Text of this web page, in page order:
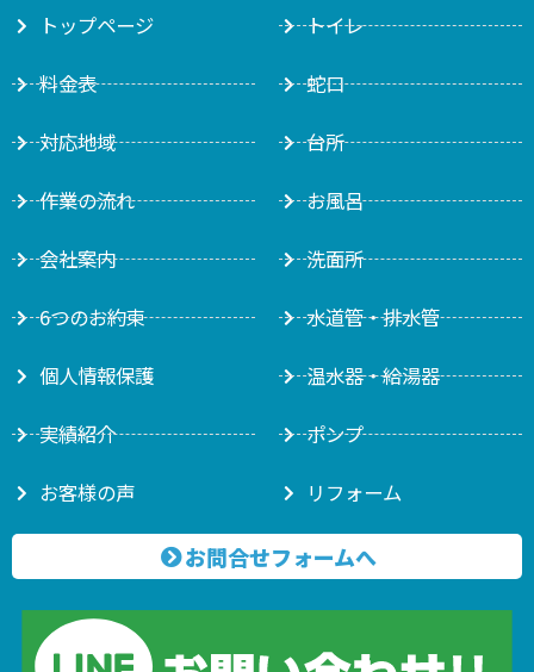
トップページ
料金表
対応地域
作業の流れ
会社案内
6つのお約束
個人情報保護
実績紹介
お客様の声
トイレ
蛇口
台所
お風呂
洗面所
水道管・排水管
温水器・給湯器
ポンプ
リフォーム
お問合せフォームへ